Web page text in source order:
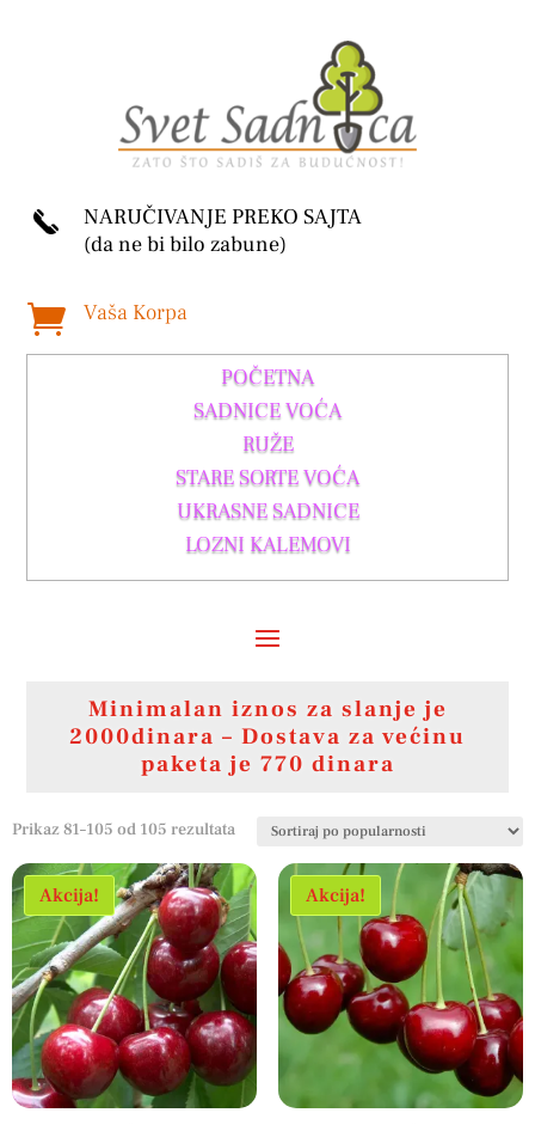
NARUČIVANJE PREKO SAJTA
(da ne bi bilo zabune)
 Vaša Korpa
POČETNA
SADNICE VOĆA
RUŽE
STARE SORTE VOĆA
UKRASNE SADNICE
LOZNI KALEMOVI
Minimalan iznos za slanje je
2000dinara – Dostava za većinu
paketa je 770 dinara
Prikaz 81–105 od 105 rezultataSortirano
popularnosti
Akcija! Akcija!